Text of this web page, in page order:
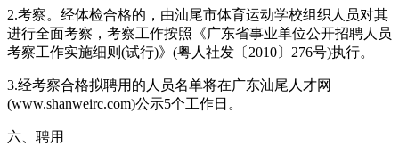
2.考察。经体检合格的，由汕尾市体育运动学校组织人员对其
进行全面考察，考察工作按照《广东省事业单位公开招聘人员
考察工作实施细则(试行)》(粤人社发〔2010〕276号)执行。
3.经考察合格拟聘用的人员名单将在广东汕尾人才网
(www.shanweirc.com)公示5个工作日。
六、聘用